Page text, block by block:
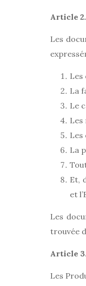
Article
Les
Les
La
Le
Les
Les
La
Et,
et
Les
trouvée
Article
Les